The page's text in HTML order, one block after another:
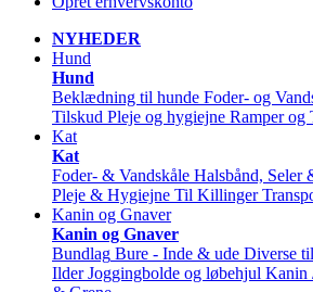
NYHEDER
Hund
Hund
Beklædning til hunde Foder- og
Tilskud Pleje og hygiejne Ramper og
Kat
Kat
Foder- & Vandskåle Halsbånd, Seler
Pleje & Hygiejne Til Killinger
Kanin og Gnaver
Kanin og Gnaver
Bundlag Bure - Inde & ude Diverse
Ilder Joggingbolde og løbehjul Kanin